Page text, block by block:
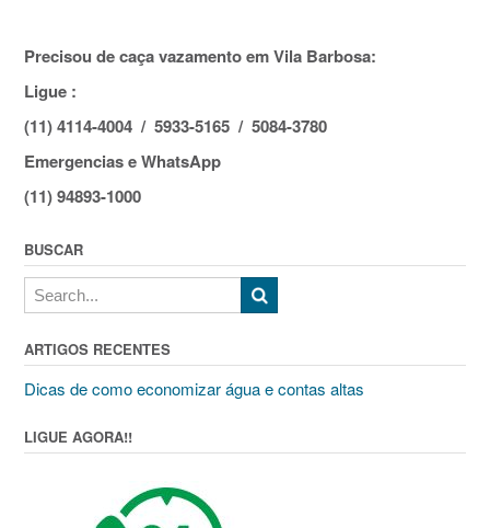
Precisou de caça vazamento em Vila Barbosa:
Ligue :
(11) 4114-4004 / 5933-5165 / 5084-3780
Emergencias e WhatsApp
(11) 94893-1000
BUSCAR
ARTIGOS RECENTES
Dicas de como economizar água e contas altas
LIGUE AGORA!!